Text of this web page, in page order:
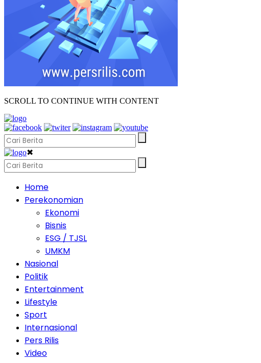
SCROLL TO CONTINUE WITH CONTENT
✖
Home
Perekonomian
Ekonomi
Bisnis
ESG / TJSL
UMKM
Nasional
Politik
Entertainment
Lifestyle
Sport
Internasional
Pers Rilis
Video